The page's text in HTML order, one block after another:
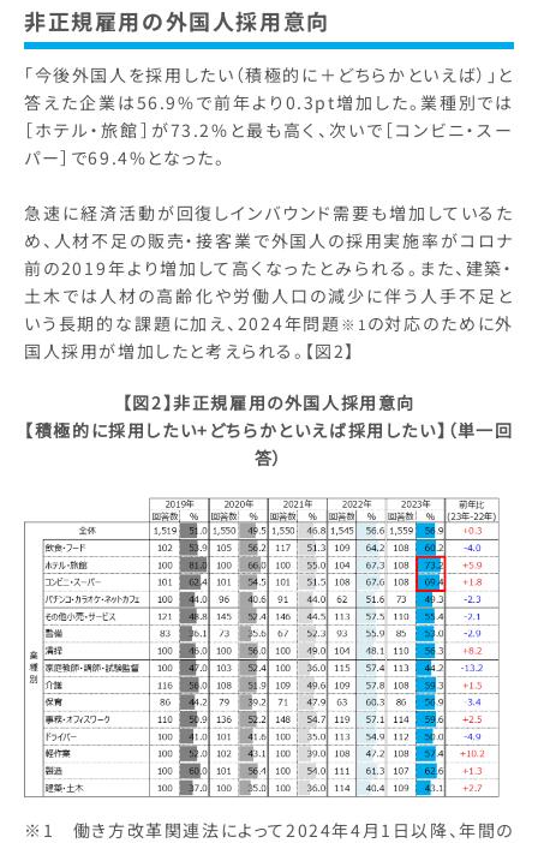
非正規雇用の外国人採用意向
「今後外国人を採用したい（積極的に＋どちらかといえば）」と
答えた企業は56.9%で前年より0.3pt増加した。業種別では
［ホテル・旅館］が73.2%と最も高く、次いで［コンビニ・スー
パー］で69.4%となった。
急速に経済活動が回復しインバウンド需要も増加しているた
め、人材不足の販売・接客業で外国人の採用実施率がコロナ
前の2019年より増加して高くなったとみられる。また、建築・
土木では人材の高齢化や労働人口の減少に伴う人手不足と
いう長期的な課題に加え、2024年問題※1 の対応のために外
国人採用が増加したと考えられる。【図2】
【図2】非正規雇用の外国人採用意向
【積極的に採用したい+どちらかといえば採用したい】（単一回
答）
※1 働き方改革関連法によって2024年4月1日以降、年間の